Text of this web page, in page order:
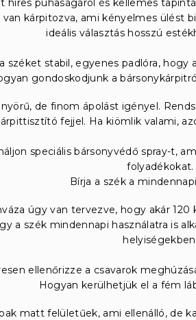
híres puhaságáról és kellemes
kárpitozva, ami kényelmes ülést
ideális választás hosszú
széket stabil, egyenes padlóra,
gondoskodjunk a
de finom ápolást igényel.
fejjel. Ha kiömlik valami,
speciális bársonyvédő spray-t,
folyadékokat.
Bírja a szék a
úgy van tervezve, hogy akár
a szék mindennapi használatra is
ellenőrizze a csavarok
Hogyan kerülhetjük el a fém
matt felületűek, ami ellenálló, de